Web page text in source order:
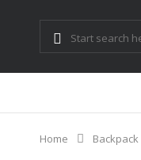
Home Backpack